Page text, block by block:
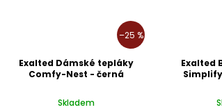
–25 %
Exalted Dámské tepláky
Comfy-Nest - černá
Skladem
Exalted